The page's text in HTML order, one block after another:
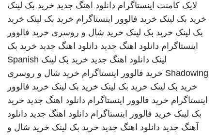
لایک کامنت اینستاگرام دانلود اهنگ جدید خرید بک لینک
خرید بک لینک خرید فالوور اینستاگرام خرید بک لینک خرید
بک لینک خرید بک لینک خرید شال و روسری خرید فالوور
اینستاگرام دانلود اهنگ جدید دانلود اهنگ جدید خرید بک
لینک دانلود اهنگ جدید خرید بک لینک Spanish
Shadowing خرید فالوور اینستاگرام خرید شال و روسری
خرید بک لینک خرید بک لینک خرید بک لینک خرید فالوور
اینستاگرام خرید فالوور اینستاگرام دانلود اهنگ جدید خرید
بک لینک خرید فالوور اینستاگرام دانلود اهنگ جدید دانلود
آهنگ جدید دانلود اهنگ جدید خرید بک لینک خرید شال و